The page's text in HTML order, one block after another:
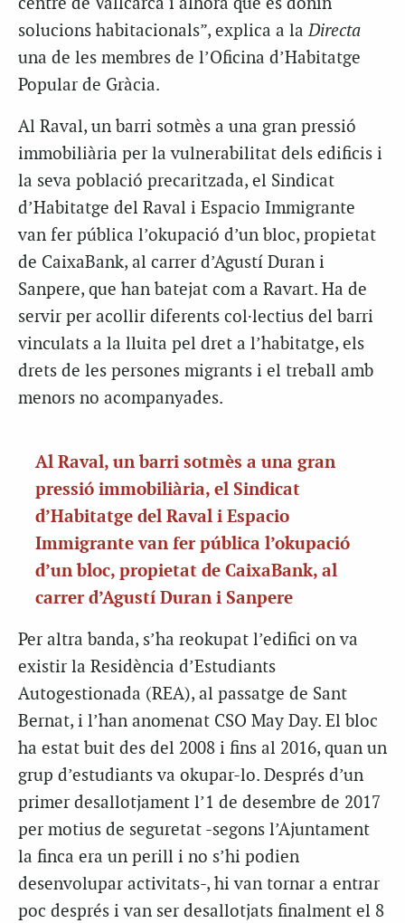
solucions habitacionals”, explica a laDirecta
una de les membres de l’Oficina d’Habitatge
Popular de Gràcia.
Al Raval, un barri sotmès a una gran pressió
immobiliària per la vulnerabilitat dels edificis i
la seva població precaritzada, el Sindicat
d’Habitatge del Raval i Espacio Immigrante
van fer pública l’okupació d’un bloc, propietat
de CaixaBank, al carrer d’Agustí Duran i
Sanpere, que han batejat com a Ravart. Ha de
servir per acollir diferents col·lectius del barri
vinculats a la lluita pel dret a l’habitatge, els
drets de les persones migrants i el treball amb
menors no acompanyades.
Al Raval, un barri sotmès a una gran
pressió immobiliària, el Sindicat
d’Habitatge del Raval i Espacio
Immigrante van fer pública l’okupació
d’un bloc, propietat de CaixaBank, al
carrer d’Agustí Duran i Sanpere
Per altra banda, s’ha reokupat l’edifici on va
existir la Residència d’Estudiants
Autogestionada (REA), al passatge de Sant
Bernat, i l’han anomenat CSO May Day. El bloc
ha estat buit des del 2008 i fins al 2016, quan un
grup d’estudiants va okupar-lo. Després d’un
primer desallotjament l’1 de desembre de 2017
per motius de seguretat -segons l’Ajuntament
la finca era un perill i no s’hi podien
desenvolupar activitats-, hi van tornar a entrar
poc després i van ser desallotjats finalment el 8